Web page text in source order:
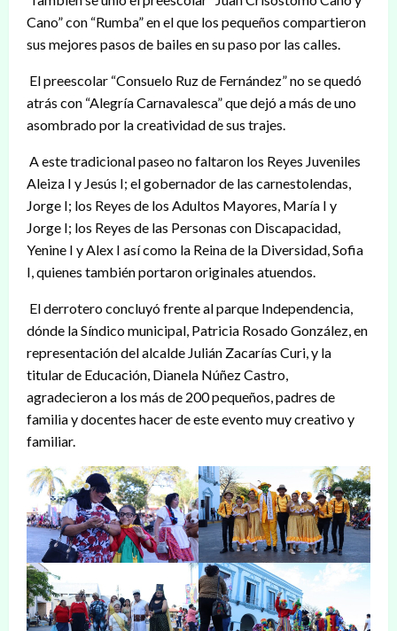
Cano” con “Rumba” en el que los pequeños compartieron
sus mejores pasos de bailes en su paso por las calles.
El preescolar “Consuelo Ruz de Fernández” no se quedó
atrás con “Alegría Carnavalesca” que dejó a más de uno
asombrado por la creatividad de sus trajes.
A este tradicional paseo no faltaron los Reyes Juveniles
Aleiza I y Jesús I; el gobernador de las carnestolendas,
Jorge I; los Reyes de los Adultos Mayores, María I y
Jorge I; los Reyes de las Personas con Discapacidad,
Yenine I y Alex I así como la Reina de la Diversidad, Sofia
I, quienes también portaron originales atuendos.
El derrotero concluyó frente al parque Independencia,
dónde la Síndico municipal, Patricia Rosado González, en
representación del alcalde Julián Zacarías Curi, y la
titular de Educación, Dianela Núñez Castro,
agradecieron a los más de 200 pequeños, padres de
familia y docentes hacer de este evento muy creativo y
familiar.